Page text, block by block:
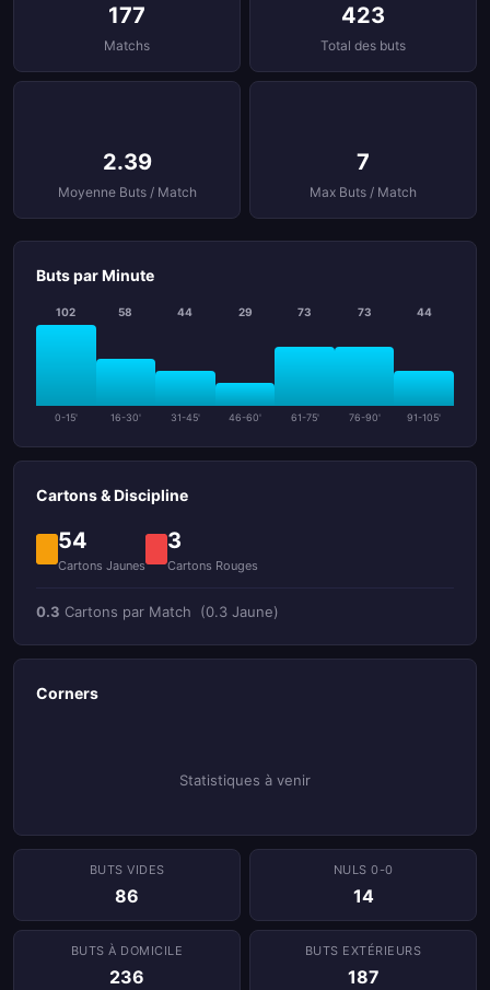
177
Matchs
423
Total des buts
2.39
Moyenne Buts / Match
7
Max Buts / Match
Buts par Minute
102
0-15'
58
16-30'
44
31-45'
29
46-60'
73
61-75'
73
76-90'
44
91-105'
Cartons & Discipline
54
Cartons Jaunes
3
Cartons Rouges
0.3 Cartons par Match (0.3 Jaune)
Corners
Statistiques à venir
BUTS VIDES
86
NULS 0-0
14
BUTS À DOMICILE
236
BUTS EXTÉRIEURS
187